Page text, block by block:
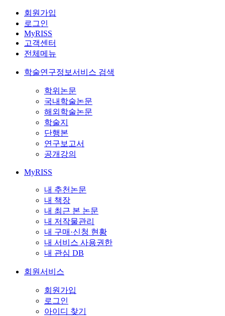
회원가입
로그인
MyRISS
고객센터
전체메뉴
학술연구정보서비스 검색
학위논문
국내학술논문
해외학술논문
학술지
단행본
연구보고서
공개강의
MyRISS
내 추천논문
내 책장
내 최근 본 논문
내 저작물관리
내 구매·신청 현황
내 서비스 사용권한
내 관심 DB
회원서비스
회원가입
로그인
아이디 찾기